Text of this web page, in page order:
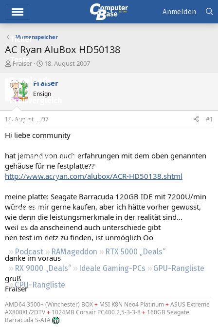
Ticker
Tests
Downloads
Preisvergleich
Forum
Aktuelles
Empfohlene Inhalte
Neue Beiträge
Leserartikel
Regeln
Podcast RAMageddon
RTX 5000 „Deals“
RX 9000 „Deals“
Ideale Gaming-PCs
GPU-Rangliste
CPU-Rangliste
Anmelden
Massenspeicher
AC Ryan AluBox HD50138
E
s
t
e
e
Fraiser
E
s
e
l
t
a
18. August 2007
Fraiser
Ensign
18. August 2007 #1
Hi liebe community
hat jemand von euch erfahrungen mit dem oben genannten
gehäuse für ne festplatte??
http://www.acryan.com/alubox/ACR-HD50138.shtml
meine platte: Seagate Barracuda 120GB IDE mit 7200U/min
würde es mir gerne kaufen, aber ich hätte vorher gewusst,
wie denn die leistungsmerkmale in der realität sind...
weil es da anscheinend auch unterschiede gibt
nen test im netz zu finden, ist unmöglich Oo
danke im voraus
gruß
Fraiser
AMD64 3500+ (Winchester) BOX+ MSI K8N Neo4 Platinum+ASUS Extreme
AX800XL/2DTV+ 1024MB Corsair PC400 2,5-3-3-8+ 160GB Seagate
Barracuda S-ATA